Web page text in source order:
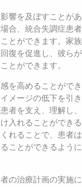
響を及ぼすことがあ
合、統合失調症患者
とができます。家族
復を促進し、彼らが
とができます。
を高めることができ
メージの低下を引き
者を支え、理解し、
入れることができる
れることで、患者は
ことができるように
の治療計画の実施に